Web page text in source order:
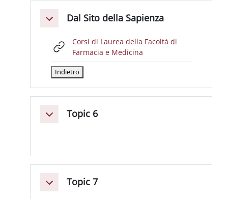
MinimizzaDal Sito della Sapienza
Corsi di Laurea della Facoltà di
Farmacia e Medicina
MinimizzaTopic 6
MinimizzaTopic 7